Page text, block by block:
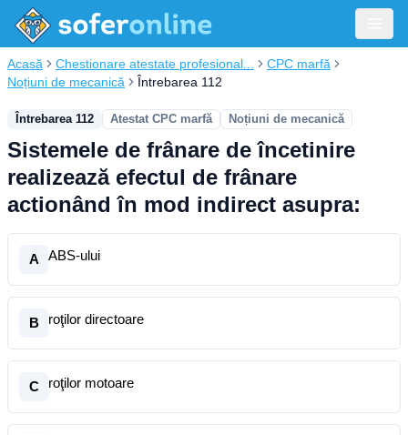
Acasă Chestionare atestate profesional...
CPC marfă
Noțiuni de mecanică
Întrebarea 112
Întrebarea 112 Atestat CPC marfă Noțiuni de mecanică
Sistemele de frânare de încetinire
realizează efectul de frânare
actionând în mod indirect asupra:
A ABS-ului
B roţilor directoare
C roţilor motoare